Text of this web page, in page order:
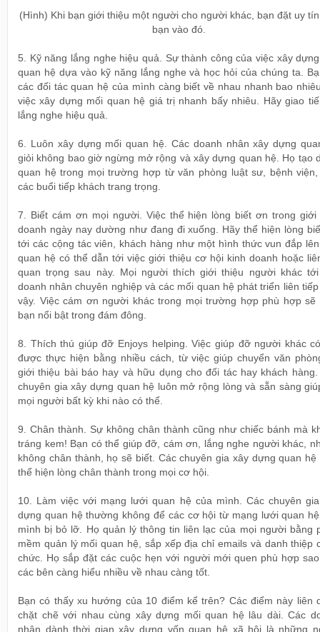
(Hình) Khi bạn giới thiệu một người cho người khác, bạn đặt uy
bạn vào đó.
5. Kỹ năng lắng nghe hiệu quả. Sự thành công của việc xây
quan hệ dựa vào kỹ năng lắng nghe và học hỏi của chúng ta.
các đối tác quan hệ của mình càng biết về nhau nhanh bao
việc xây dựng mối quan hệ giá trị nhanh bấy nhiêu. Hãy giao
lắng nghe hiệu quả.
6. Luôn xây dựng mối quan hệ. Các doanh nhân xây dựng
giỏi không bao giờ ngừng mở rộng và xây dựng quan hệ. Họ tạo
quan hệ trong mọi trường hợp từ văn phòng luật sư, bệnh
các buổi tiếp khách trang trọng.
7. Biết cám ơn mọi người. Việc thể hiện lòng biết ơn trong giới
doanh ngày nay dường như đang đi xuống. Hãy thể hiện lòng
tới các cộng tác viên, khách hàng như một hình thức vun đắp
quan hệ có thể dẫn tới việc giới thiệu cơ hội kinh doanh hoặc
quan trọng sau này. Mọi người thích giới thiệu người khác
doanh nhân chuyên nghiệp và các mối quan hệ phát triển liên
vậy. Việc cám ơn người khác trong mọi trường hợp phù hợp sẽ
bạn nổi bật trong đám đông.
8. Thích thú giúp đỡ Enjoys helping. Việc giúp đỡ người khác
được thực hiện bằng nhiều cách, từ việc giúp chuyển văn
giới thiệu bài báo hay và hữu dụng cho đối tác hay khách hàng.
chuyên gia xây dựng quan hệ luôn mở rộng lòng và sẵn sàng
mọi người bất kỳ khi nào có thể.
9. Chân thành. Sự không chân thành cũng như chiếc bánh mà
tráng kem! Bạn có thể giúp đỡ, cám ơn, lắng nghe người khác,
không chân thành, họ sẽ biết. Các chuyên gia xây dựng quan hệ
thể hiện lòng chân thành trong mọi cơ hội.
10. Làm việc với mạng lưới quan hệ của mình. Các chuyên
dựng quan hệ thường không để các cơ hội từ mạng lưới quan
mình bị bỏ lỡ. Họ quản lý thông tin liên lạc của mọi người bằng
mềm quản lý mối quan hệ, sắp xếp địa chỉ emails và danh thiệp
chức. Họ sắp đặt các cuộc hẹn với người mới quen phù hợp
các bên càng hiểu nhiều về nhau càng tốt.
Bạn có thấy xu hướng của 10 điểm kể trên? Các điểm này liên
chặt chẽ với nhau cùng xây dựng mối quan hệ lâu dài. Các
nhân dành thời gian xây dựng vốn quan hệ xã hội là những